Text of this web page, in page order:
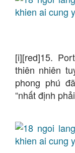
[i][red]15.
thiên nhiên
phong phú
“nhất định